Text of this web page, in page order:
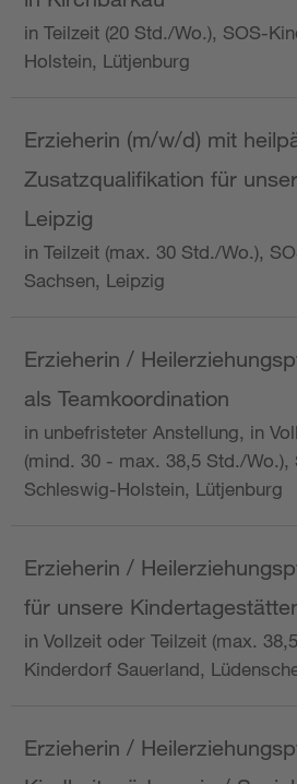
in Teilzeit (20 Std./Wo.), SOS-
Holstein, Lütjenburg
Erzieherin (m/w/d) mit
Zusatzqualifikation für
Leipzig
in Teilzeit (max. 30 Std./Wo.),
Sachsen, Leipzig
Erzieherin /
als Teamkoordination
in unbefristeter Anstellung, in
(mind. 30 - max. 38,5 Std./
Schleswig-Holstein, Lütjenburg
Erzieherin /
für unsere
in Vollzeit oder Teilzeit (max.
Kinderdorf Sauerland,
Erzieherin /